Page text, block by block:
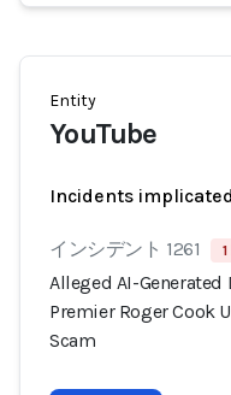
Entity
YouTube
Incidents
インシデント 1261
Alleged AI-Generated
Premier Roger Cook
Scam